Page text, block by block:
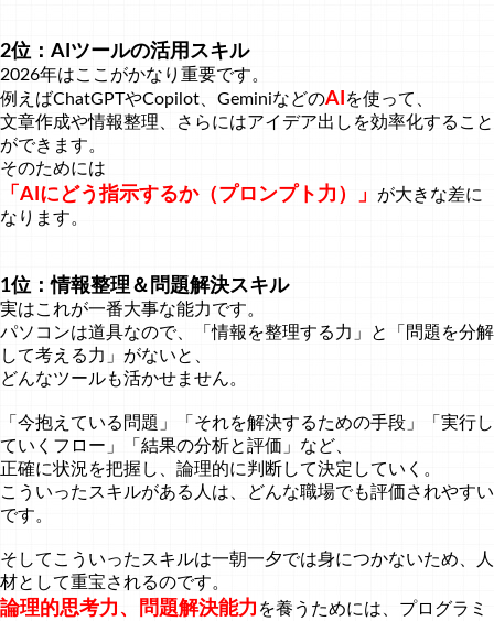
2位：AIツールの活用スキル
2026年はここがかなり重要です。
例えばChatGPTやCopilot、GeminiなどのAI を使って、
文章作成や情報整理、さらにはアイデア出しを効率化すること
ができます。
そのためには
「AIにどう指示するか（プロンプト力）」
が大きな差に
なります。
1位：情報整理＆問題解決スキル
実はこれが一番大事な能力です。
パソコンは道具なので、「情報を整理する力」と「問題を分解
して考える力」がないと、
どんなツールも活かせません。
「今抱えている問題」「それを解決するための手段」「実行し
ていくフロー」「結果の分析と評価」など、
正確に状況を把握し、論理的に判断して決定していく。
こういったスキルがある人は、どんな職場でも評価されやすい
です。
そしてこういったスキルは一朝一夕では身につかないため、人
材として重宝されるのです。
論理的思考力、問題解決能力 を養うためには、プログラミ